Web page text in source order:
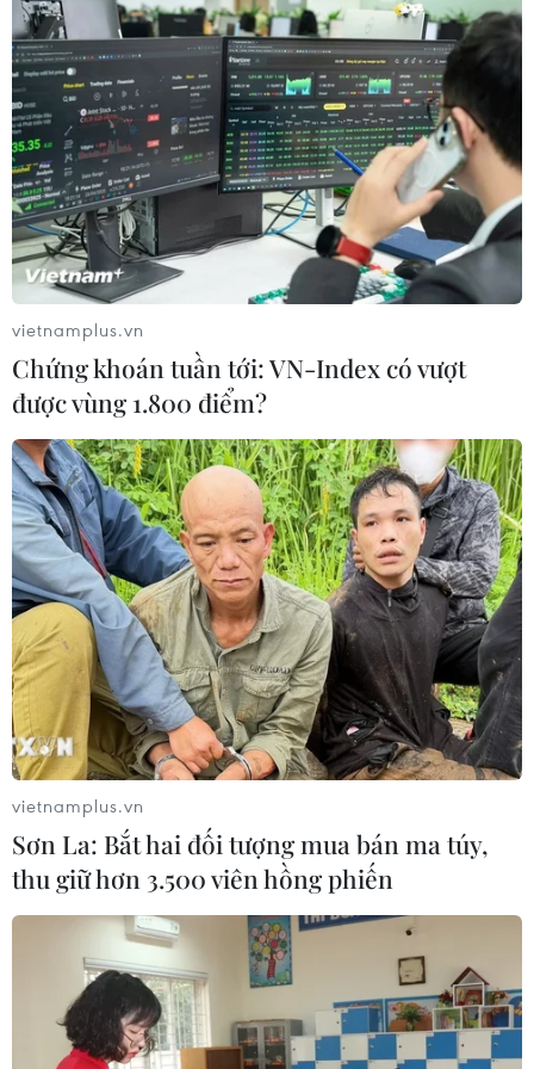
nghị giúp đỡ khắc phục hậu quả.
Trung Quốc: Tai nạn nghiêm trọng trên
cao tốc, ít nhất 11 người chết
04/04/2021 03:59
Vụ việc xảy ra trên tuyến cao tốc Thẩm Dương-Hải
Khẩu, khi một chiếc xe tải bất ngờ vượt dải phân cách
và đâm vào một chiếc xe buýt khiến xe buýt bị lật và
kéo theo cú đâm liên hoàn của 2 xe tải khác.
vietnamplus.vn
Chứng khoán tuần tới: VN-Index có vượt
được vùng 1.800 điểm?
vietnamplus.vn
Sơn La: Bắt hai đối tượng mua bán ma túy,
thu giữ hơn 3.500 viên hồng phiến